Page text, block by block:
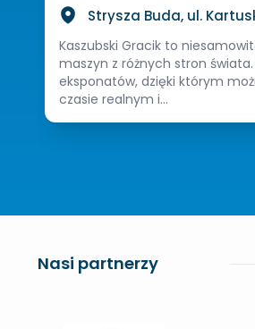
Strysza Buda, ul.
Kaszubski Gracik to
maszyn z różnych stron
eksponatów, dzięki którym
czasie realnym i...
Nasi partnerzy